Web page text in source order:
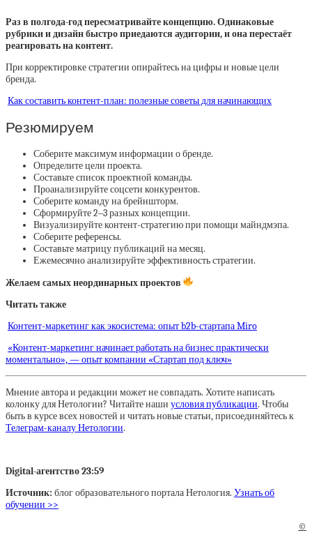
Раз в полгода-год пересматривайте концепцию. Одинаковые
рубрики и дизайн быстро приедаются аудитории, и она перестаёт
реагировать на контент.
При корректировке стратегии опирайтесь на цифры и новые цели
бренда.
Как составить контент-план: полезные советы для начинающих
Резюмируем
Соберите максимум информации о бренде.
Определите цели проекта.
Составьте список проектной команды.
Проанализируйте соцсети конкурентов.
Соберите команду на брейншторм.
Сформируйте 2‒3 разных концепции.
Визуализируйте контент-стратегию при помощи майндмэпа.
Соберите референсы.
Составьте матрицу публикаций на месяц.
Ежемесячно анализируйте эффективность стратегии.
Желаем самых неординарных проектов
Читать также
Контент-маркетинг как экосистема: опыт b2b-стартапа Miro
«Контент-маркетинг начинает работать на бизнес практически
моментально», — опыт компании «Стартап под ключ»
Мнение автора и редакции может не совпадать. Хотите написать
колонку для Нетологии? Читайте наши условия публикации. Чтобы
быть в курсе всех новостей и читать новые статьи, присоединяйтесь к
Телеграм-каналу Нетологии.
Digital-агентство 23:59
Источник: блог образовательного портала Нетология. Узнать об
обучении >>
©